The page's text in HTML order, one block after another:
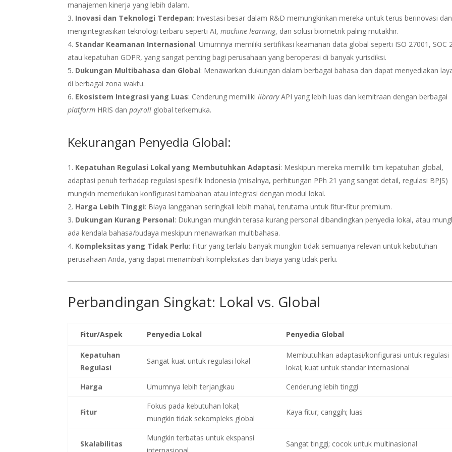
manajemen kinerja yang lebih dalam.
Inovasi dan Teknologi Terdepan: Investasi besar dalam R&D memungkinkan mereka untuk terus berinovasi dan
mengintegrasikan teknologi terbaru seperti AI,machine learning, dan solusi biometrik paling mutakhir.
Standar Keamanan Internasional: Umumnya memiliki sertifikasi keamanan data global seperti ISO 27001, SOC
atau kepatuhan GDPR, yang sangat penting bagi perusahaan yang beroperasi di banyak yurisdiksi.
Dukungan Multibahasa dan Global: Menawarkan dukungan dalam berbagai bahasa dan dapat menyediakan
di berbagai zona waktu.
Ekosistem Integrasi yang Luas: Cenderung memilikilibraryAPI yang lebih luas dan kemitraan dengan berbagai
platform HRIS danpayroll global terkemuka.
Kekurangan Penyedia Global:
Kepatuhan Regulasi Lokal yang Membutuhkan Adaptasi: Meskipun mereka memiliki tim kepatuhan global,
adaptasi penuh terhadap regulasi spesifik Indonesia (misalnya, perhitungan PPh 21 yang sangat detail, regulasi BPJS)
mungkin memerlukan konfigurasi tambahan atau integrasi dengan modul lokal.
Harga Lebih Tinggi: Biaya langganan seringkali lebih mahal, terutama untuk fitur-fitur premium.
Dukungan Kurang Personal: Dukungan mungkin terasa kurang personal dibandingkan penyedia lokal, atau
ada kendala bahasa/budaya meskipun menawarkan multibahasa.
Kompleksitas yang Tidak Perlu: Fitur yang terlalu banyak mungkin tidak semuanya relevan untuk kebutuhan
perusahaan Anda, yang dapat menambah kompleksitas dan biaya yang tidak perlu.
Perbandingan Singkat: Lokal vs. Global
Fitur/Aspek Penyedia Lokal Penyedia Global
Kepatuhan
Regulasi
Sangat kuat untuk regulasi lokal
Membutuhkan adaptasi/konfigurasi untuk regulasi
lokal; kuat untuk standar internasional
Harga
Umumnya lebih terjangkau Cenderung lebih tinggi
Fitur
Fokus pada kebutuhan lokal;
mungkin tidak sekompleks global
Kaya fitur; canggih; luas
Skalabilitas
Mungkin terbatas untuk ekspansi
Sangat tinggi; cocok untuk multinasional